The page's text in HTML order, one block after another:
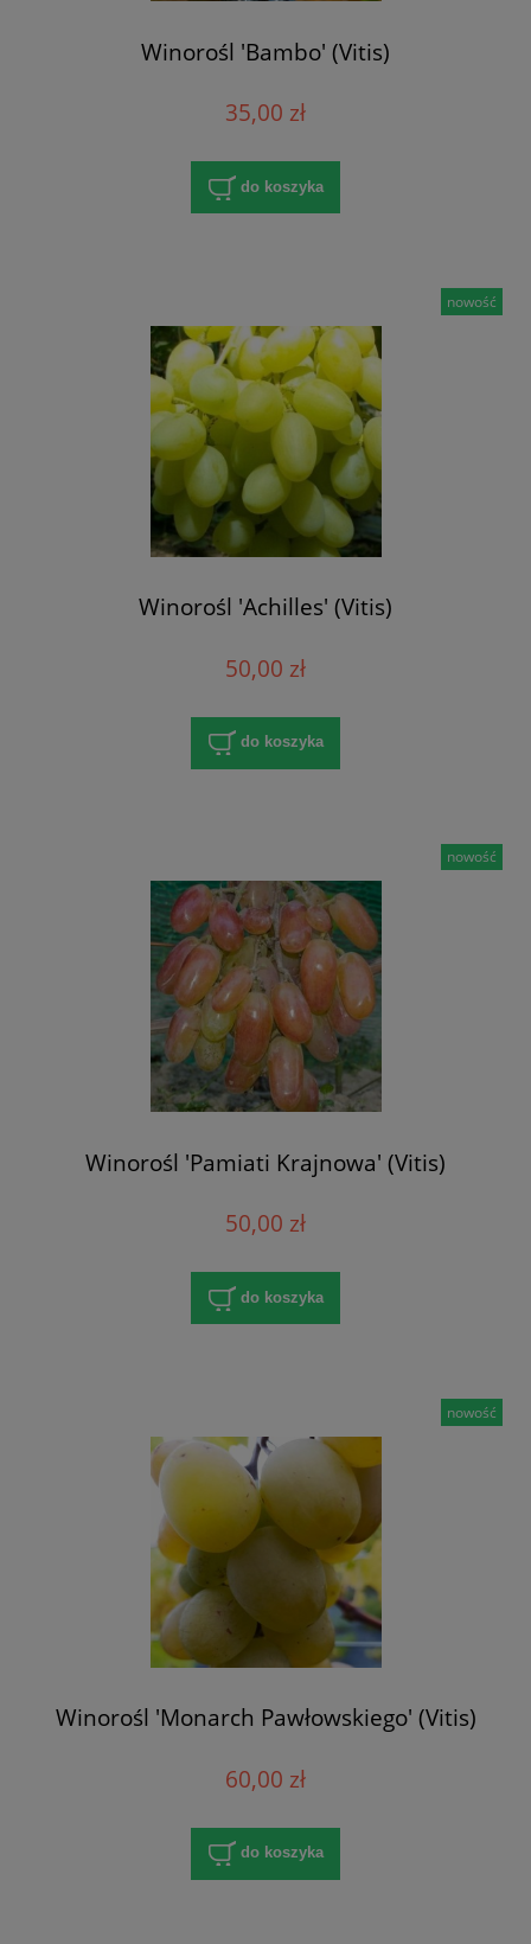
Winorośl 'Bambo' (Vitis)
35,00 zł
do koszyka
Winorośl 'Achilles' (Vitis)
50,00 zł
do koszyka
nowość
Winorośl 'Pamiati Krajnowa' (Vitis)
50,00 zł
do koszyka
nowość
Winorośl 'Monarch Pawłowskiego' (Vitis)
60,00 zł
do koszyka
nowość